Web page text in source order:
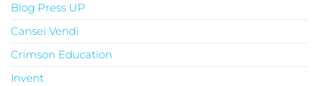
Blog Press UP
Cansei Vendi
Crimson Education
Invent